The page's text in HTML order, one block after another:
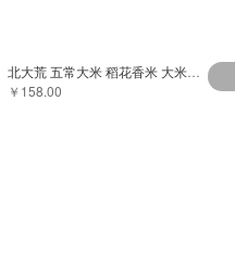
￥158.00